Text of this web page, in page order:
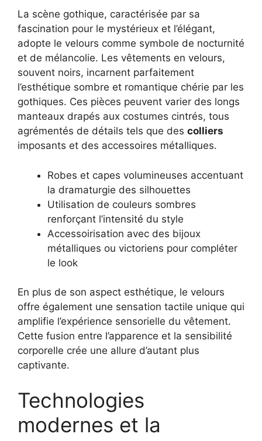
La scène gothique, caractérisée par sa
fascination pour le mystérieux et l’élégant,
adopte le velours comme symbole de nocturnité
et de mélancolie. Les vêtements en velours,
souvent noirs, incarnent parfaitement
l’esthétique sombre et romantique chérie par les
gothiques. Ces pièces peuvent varier des longs
manteaux drapés aux costumes cintrés, tous
agrémentés de détails tels que des colliers
imposants et des accessoires métalliques.
Robes et capes volumineuses accentuant
la dramaturgie des silhouettes
Utilisation de couleurs sombres
renforçant l’intensité du style
Accessoirisation avec des bijoux
métalliques ou victoriens pour compléter
le look
En plus de son aspect esthétique, le velours
offre également une sensation tactile unique qui
amplifie l’expérience sensorielle du vêtement.
Cette fusion entre l’apparence et la sensibilité
corporelle crée une allure d’autant plus
captivante.
Technologies
modernes et la